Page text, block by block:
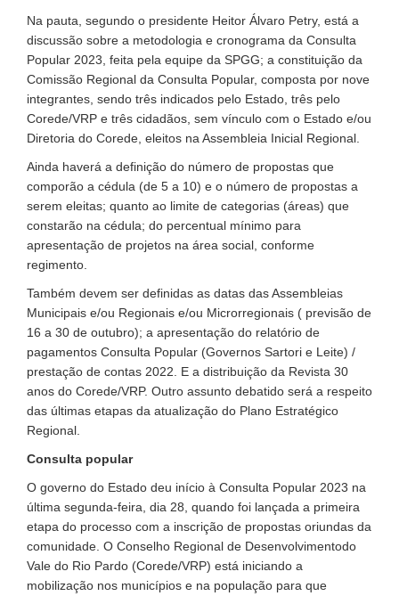
Na pauta, segundo o presidente Heitor Álvaro Petry, está a
discussão sobre a metodologia e cronograma da Consulta
Popular 2023, feita pela equipe da SPGG; a constituição da
Comissão Regional da Consulta Popular, composta por nove
integrantes, sendo três indicados pelo Estado, três pelo
Corede/VRP e três cidadãos, sem vínculo com o Estado e/ou
Diretoria do Corede, eleitos na Assembleia Inicial Regional.
Ainda haverá a definição do número de propostas que
comporão a cédula (de 5 a 10) e o número de propostas a
serem eleitas; quanto ao limite de categorias (áreas) que
constarão na cédula; do percentual mínimo para
apresentação de projetos na área social, conforme
regimento.
Também devem ser definidas as datas das Assembleias
Municipais e/ou Regionais e/ou Microrregionais ( previsão de
16 a 30 de outubro); a apresentação do relatório de
pagamentos Consulta Popular (Governos Sartori e Leite) /
prestação de contas 2022. E a distribuição da Revista 30
anos do Corede/VRP. Outro assunto debatido será a respeito
das últimas etapas da atualização do Plano Estratégico
Regional.
Consulta popular
O governo do Estado deu início à Consulta Popular 2023 na
última segunda-feira, dia 28, quando foi lançada a primeira
etapa do processo com a inscrição de propostas oriundas da
comunidade. O Conselho Regional de Desenvolvimentodo
Vale do Rio Pardo (Corede/VRP) está iniciando a
mobilização nos municípios e na população para que